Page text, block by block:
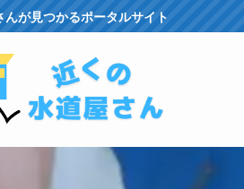
が見つかるポータルサイト